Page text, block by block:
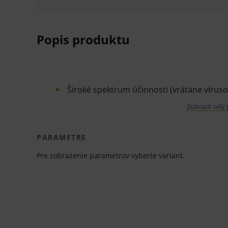
Popis produktu
Široké spektrum účinnosti (vrátane
Plne virucídny podľa EN 14476 do 30
komplex + vitamín E)
Bez farbív a vône, preto je obzvlášť šetrný
Zobraziť celý
PARAMETRE
Pre zobrazenie parametrov vyberte variant.